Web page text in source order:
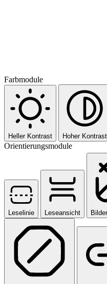
Farbmodule
Heller Kontrast Hoher Kontrast
Orientierungsmodule
Leselinie Leseansicht